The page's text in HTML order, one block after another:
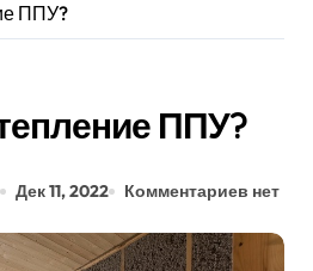
ППУ?
ППУ?
Дек 11, 2022 Комментариев нет